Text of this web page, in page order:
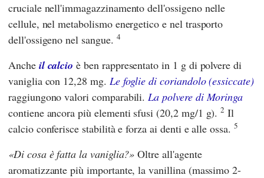
cruciale nell'immagazzinamento dell'ossigeno nelle
cellule, nel metabolismo energetico e nel trasporto
dell'ossigeno nel sangue. 4
Anche il calcio è ben rappresentato in 1 g di polvere di
vaniglia con 12,28 mg. Le foglie di coriandolo (essiccate)
raggiungono valori comparabili.La polvere di Moringa
contiene ancora più elementi sfusi (20,2 mg/1 g).2 Il
calcio conferisce stabilità e forza ai denti e alle ossa. 5
Di cosa è fatta la vaniglia? Oltre all'agente
aromatizzante più importante, la vanillina (massimo 2-